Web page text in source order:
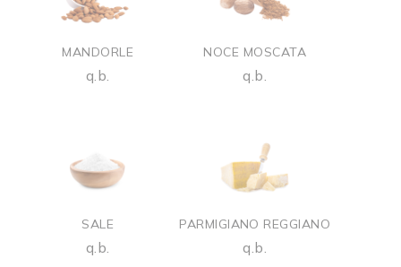
MANDORLE
q.b.
NOCE MOSCATA
q.b.
SALE
q.b.
PARMIGIANO REGGIANO
q.b.